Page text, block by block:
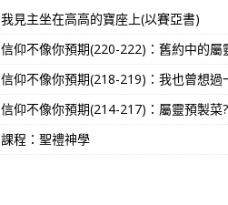
我見主坐在高高的寶座上(以賽亞書)
信仰不像你預期(220-222)：舊約中的屬
信仰不像你預期(218-219)：我也曾想過
信仰不像你預期(214-217)：屬靈預製菜?
課程：聖禮神學